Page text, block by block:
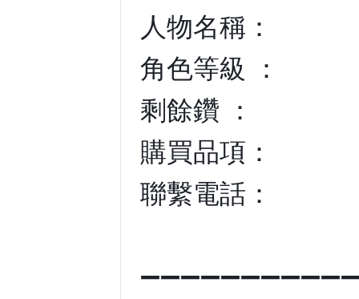
人物名稱：
角色等級 ：
剩餘鑽 ：
購買品項：
聯繫電話：